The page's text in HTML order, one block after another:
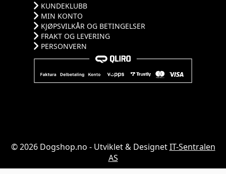
KUNDEKLUBB
MIN KONTO
KJØPSVILKÅR OG BETINGELSER
FRAKT OG LEVERING
PERSONVERN
© 2026 Dogshop.no - Utviklet & DesignetIT-Sentralen
AS